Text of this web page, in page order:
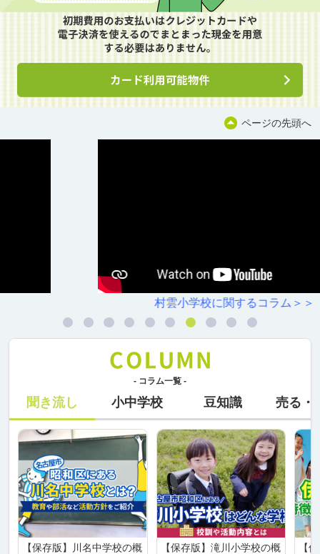
ページの先頭へ
村雲小学校に関するコラム＞＞
- コラム一覧 -
聞き流し 小中学校 豆知識 売る・
【保存版】川名中学校の概
【保存版】滝川小学校の概
【